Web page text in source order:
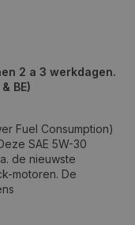
2 a 3 werkdagen.
BE)
Fuel Consumption)
SAE 5W-30
de nieuwste
motoren. De